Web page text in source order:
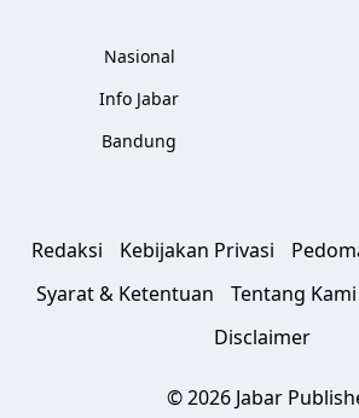
Nasional
Info Jabar
Bandung
Redaksi Kebijakan Privasi
Syarat & Ketentuan
Tentang Kami
Disclaimer
© 2026 Jabar